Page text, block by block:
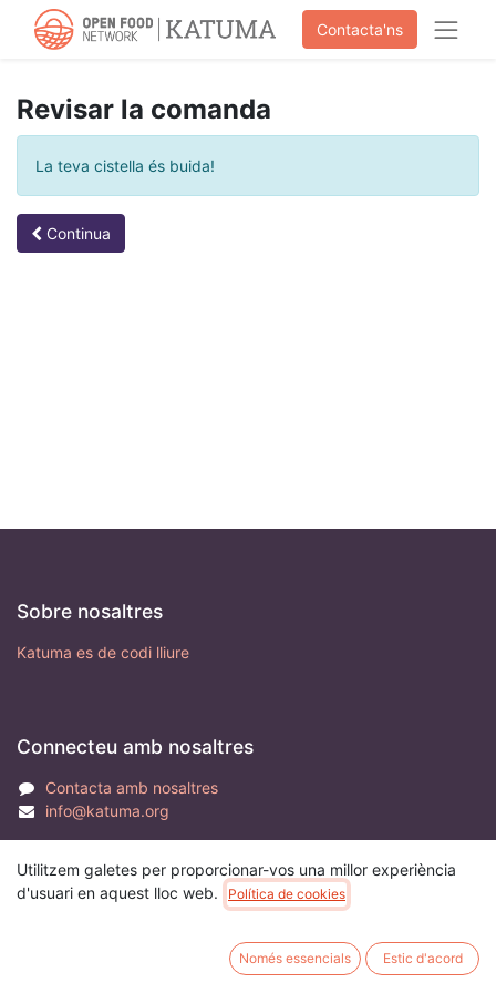
Contacta'ns
Revisar la comanda
La teva cistella és buida!
Continua
Sobre nosaltres
Katuma es de codi lliure
Connecteu amb nosaltres
Contacta amb nosaltres
info@katuma.org
Aquesta pàgina està gestionada per Coopdevs Treball SCCL
Català
Comerç electrònic de codi obert
Utilitzem galetes per proporcionar-vos una millor experiència
d'usuari en aquest lloc web.
Política de cookies
Només essencials Estic d'acord